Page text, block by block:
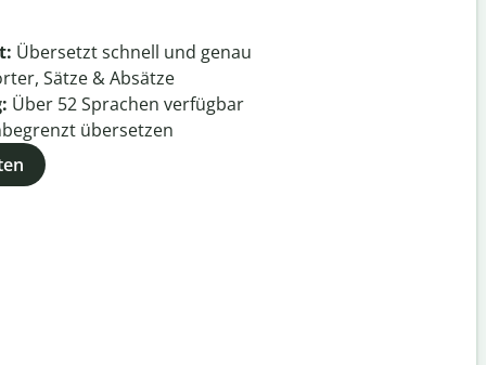
Übersetzt schnell und genau
Sätze & Absätze
Über 52Sprachen verfügbar
übersetzen